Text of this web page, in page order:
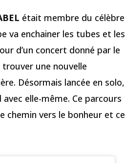
était membre du célèbre
va enchainer les tubes et les
d’un concert donné par le
une nouvelle
Désormais lancée en solo,
elle-même. Ce parcours
chemin vers le bonheur et ce